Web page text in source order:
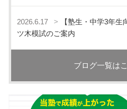
2026.6.17
【塾生・中学3年
ツ木模試のご案内
ブログ一覧は